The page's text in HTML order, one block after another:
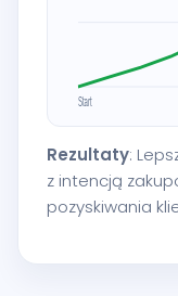
Rezultaty:
z intencją
pozyskiwania